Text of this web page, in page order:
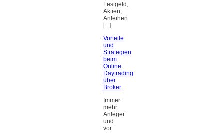
Festgeld,
Aktien,
Anleihen
[...]
Vorteile
und
Strategien
beim
Online
Daytrading
über
Broker
Immer
mehr
Anleger
und
vor